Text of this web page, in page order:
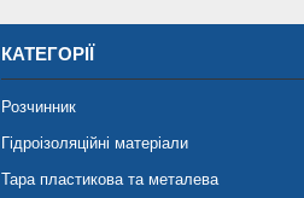
КАТЕГОРІЇ
Розчинник
Гідроізоляційні матеріали
Тара пластикова та металева